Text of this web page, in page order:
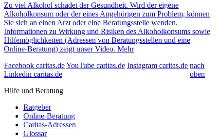
Zu viel Alkohol schadet der Gesundheit. Wird der eigene
Alkoholkonsum oder der eines Angehörigen zum Problem, können
Sie sich an einen Arzt oder eine Beratungsstelle wenden.
Informationen zu Wirkung und Risiken des Alkoholkonsums sowie
Hilfemöglichkeiten (Adressen von Beratungsstellen und eine
Online-Beratung) zeigt unser Video. Mehr
Facebook caritas.deYouTube caritas.de Instagram caritas.de
Linkedin caritas.de
nach
oben
Hilfe und Beratung
Ratgeber
Online-Beratung
Caritas-Adressen
Glossar